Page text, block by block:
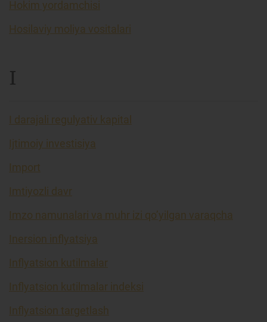
Hokim yordamchisi
Hosilaviy moliya vositalari
I
I darajali regulyativ kapital
Ijtimoiy investisiya
Import
Imtiyozli davr
Imzo namunalari va muhr izi qo’yilgan varaqcha
Inersion inflyatsiya
Inflyatsion kutilmalar
Inflyatsion kutilmalar indeksi
Inflyatsion targetlash